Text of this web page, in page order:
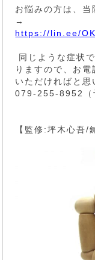
お悩みの方は、当
→
https://lin.ee/
同じような症状
りますので、お電
いただければと思
079-255-8952（
【監修:坪木心吾